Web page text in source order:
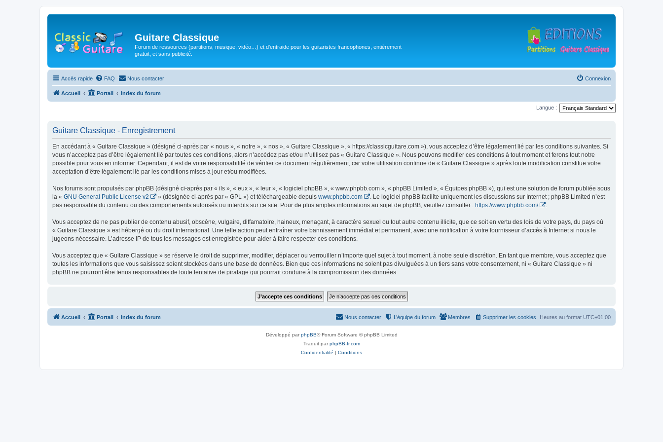
Guitare Classique
Forum de ressources (partitions, musique, vidéo…) et d'entraide pour les guitaristes francophones, entièrement
gratuit, et sans publicité.
Accès rapide FAQ Nous contacter Connexion
Accueil Portail Index du forum
Langue :
Guitare Classique - Enregistrement
En accédant à « Guitare Classique » (désigné ci-après par « nous », « notre », « nos », « Guitare Classique », « https://classicguitare.com »), vous acceptez d’être légalement lié par les conditions suivantes. Si
vous n’acceptez pas d’être légalement lié par toutes ces conditions, alors n’accédez pas et/ou n’utilisez pas « Guitare Classique ». Nous pouvons modifier ces conditions à tout moment et ferons tout notre
possible pour vous en informer. Cependant, il est de votre responsabilité de vérifier ce document régulièrement, car votre utilisation continue de « Guitare Classique » après toute modification constitue votre
acceptation d’être légalement lié par les conditions mises à jour et/ou modifiées.
Nos forums sont propulsés par phpBB (désigné ci-après par « ils », « eux », « leur », « logiciel phpBB », « www.phpbb.com », « phpBB Limited », « Équipes phpBB »), qui est une solution de forum publiée sous
la « GNU General Public License v2 » (désignée ci-après par « GPL ») et téléchargeable depuis www.phpbb.com
. Le logiciel phpBB facilite uniquement les discussions sur Internet ; phpBB Limited n’est
pas responsable du contenu ou des comportements autorisés ou interdits sur ce site. Pour de plus amples informations au sujet de phpBB, veuillez consulter : https://www.phpbb.com/ .
Vous acceptez de ne pas publier de contenu abusif, obscène, vulgaire, diffamatoire, haineux, menaçant, à caractère sexuel ou tout autre contenu illicite, que ce soit en vertu des lois de votre pays, du pays où
« Guitare Classique » est hébergé ou du droit international. Une telle action peut entraîner votre bannissement immédiat et permanent, avec une notification à votre fournisseur d’accès à Internet si nous le
jugeons nécessaire. L’adresse IP de tous les messages est enregistrée pour aider à faire respecter ces conditions.
Vous acceptez que « Guitare Classique » se réserve le droit de supprimer, modifier, déplacer ou verrouiller n’importe quel sujet à tout moment, à notre seule discrétion. En tant que membre, vous acceptez que
toutes les informations que vous saisissez soient stockées dans une base de données. Bien que ces informations ne soient pas divulguées à un tiers sans votre consentement, ni « Guitare Classique » ni
phpBB ne pourront être tenus responsables de toute tentative de piratage qui pourrait conduire à la compromission des données.
Accueil Portail Index du forum Heures au format UTC+01:00
Supprimer les cookies
Membres
L’équipe du forum
Nous contacter
Développé parphpBB® Forum Software © phpBB Limited
Traduit parphpBB-fr.com
Confidentialité | Conditions